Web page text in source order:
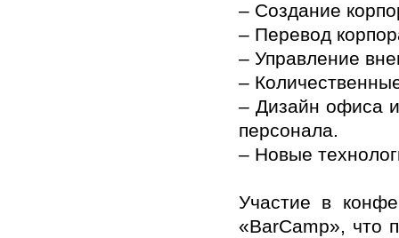
– Создание
– Перевод
– Управление
–
– Дизайн офиса
персонала.
– Новые
Участие в
«BarCamp», что